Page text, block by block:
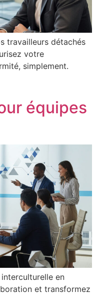
travailleurs détachés
votre
simplement.
équipes
en
et transformez